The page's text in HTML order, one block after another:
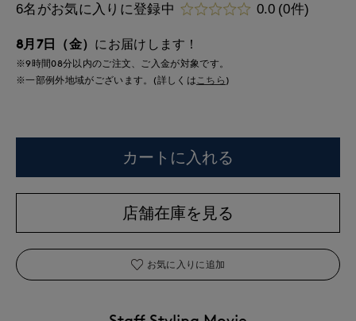
6名がお気に入りに登録中 0.0 (0件)
8月7日（金） にお届けします！
※9時間08分以内のご注文、ご入金が対象です。
※一部例外地域がございます。(詳しくは こちら )
カートに入れる
店舗在庫を見る
お気に入りに追加